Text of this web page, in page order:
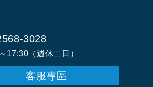
3028
17:30（週休二日）
客服專區